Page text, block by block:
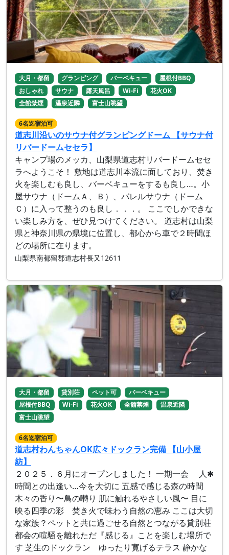
大月・都留 グランピング バーベキュー
屋根付BBQ
おしゃれ
サウナ 露天風呂 Wi-Fi
花火OK
全館禁煙
温泉近隣 富士山眺望
6名迄宿泊可
道志川沿いのサウナ付グランピングドーム 【サウナ付
リバードームセセラ】
キャンプ場のメッカ、山梨県道志村リバードームセセ
ラへようこそ！ 敷地は道志川本流に面しており、​焚き
火を楽しむも良し、バーベキューをするも良し…。小
屋サウナ（ドームＡ、Ｂ）、バレルサウナ（ドーム
Ｃ）に入って整うのも良し．．．。 ここでしかできな
い楽しみ方を、ぜひ見つけてください。 道志村は山梨
県と神奈川県の県境に位置し、都心から車で２時間ほ
どの場所に在ります。
山梨県南都留郡道志村長又12611
大月・都留 貸別荘 ペット可
バーベキュー
屋根付BBQ
Wi-Fi 花火OK 全館禁煙
温泉近隣
富士山眺望
6名迄宿泊可
道志村わんちゃんOK広々ドックラン完備 【山小屋
紡】
２０２５．６月にオープンしました！ 一期一会 人✱
時間との出逢い…今を大切に 五感で感じる森の時間
木々の香り〜鳥の囀り 肌に触れるやさしい風〜 目に
映る四季の彩 焚き火で味わう自然の恵み ここは大切
な家族？ペットと共に過ごせる自然とつながる貸別荘
都会の喧騒を離れただ『感じる』ことを楽しむ場所で
す 芝生のドックラン ゆったり寛げるテラス 静かな